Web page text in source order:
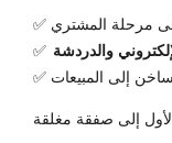
مرحلة المشتري
والدردشة
إلى المبيعات